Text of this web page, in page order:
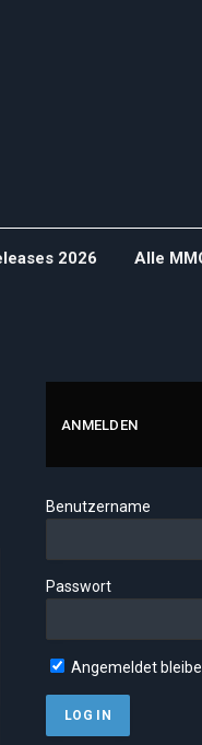
2026 Alle
ANMELDEN
Benutzername
Passwort
Angemeldet